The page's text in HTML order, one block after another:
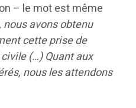
– le mot est même
nous avons obtenu
cette prise de
(…) Quant aux
nous les attendons